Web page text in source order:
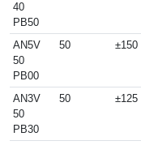
40
PB50
AN5V
50
PB00
50 ±150
AN3V
50
PB30
50 ±125